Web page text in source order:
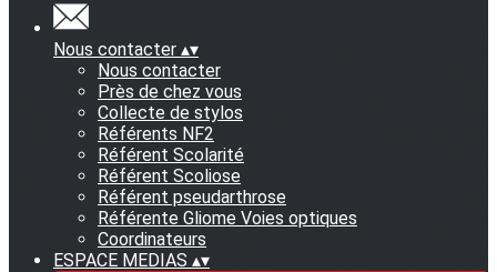
Nous contacter ▴▾
Nous contacter
Près de chez vous
Collecte de stylos
Référents NF2
Référent Scolarité
Référent Scoliose
Référent pseudarthrose
Référente Gliome Voies optiques
Coordinateurs
ESPACE MEDIAS ▴▾